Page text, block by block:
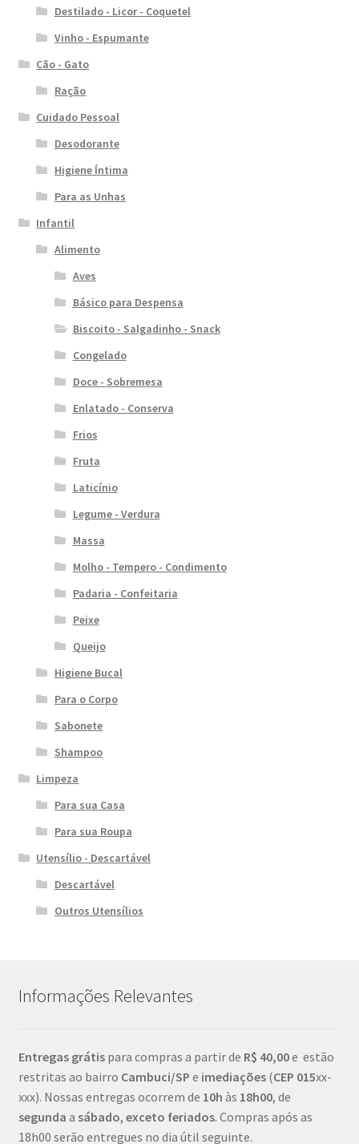
Destilado - Licor - Coquetel
Vinho - Espumante
Cão - Gato
Ração
Cuidado Pessoal
Desodorante
Higiene Íntima
Para as Unhas
Infantil
Alimento
Aves
Básico para Despensa
Biscoito - Salgadinho - Snack
Congelado
Doce - Sobremesa
Enlatado - Conserva
Frios
Fruta
Laticínio
Legume - Verdura
Massa
Molho - Tempero - Condimento
Padaria - Confeitaria
Peixe
Queijo
Higiene Bucal
Para o Corpo
Sabonete
Shampoo
Limpeza
Para sua Casa
Para sua Roupa
Utensílio - Descartável
Descartável
Outros Utensílios
Informações Relevantes
Entregas grátis para compras a partir de R$ 40,00e estão
restritas ao bairro Cambuci/SP e imediações(CEP 015xx-
xxx). Nossas entregas ocorrem de 10h às 18h00, de
segunda a sábado, exceto feriados. Compras após as
18h00 serão entregues no dia útil seguinte.